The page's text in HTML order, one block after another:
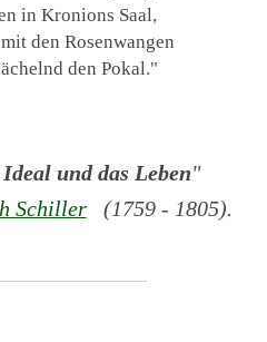
in Kronions Saal,
den Rosenwangen
den Pokal."
und das Leben"
Schiller(1759 - 1805).